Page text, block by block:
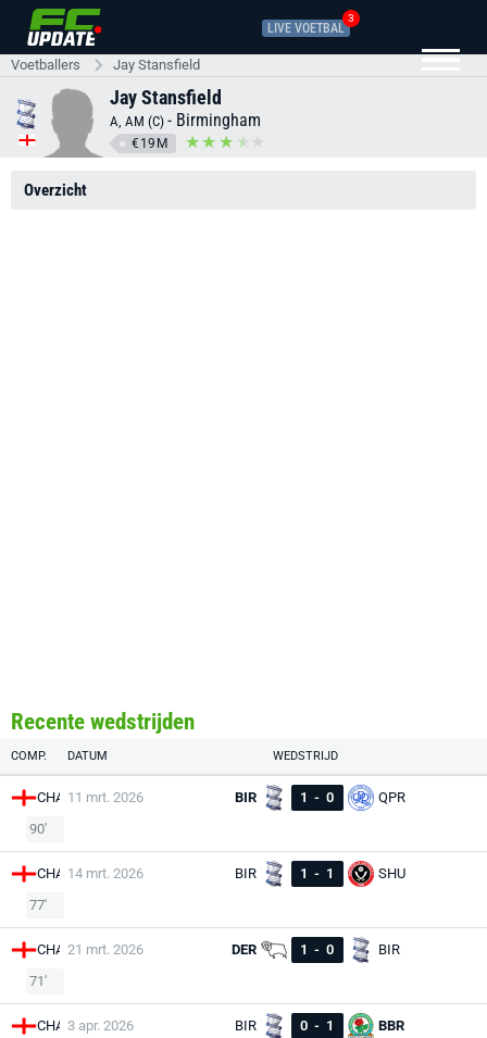
LIVE VOETBAL
3
Voetballers Jay Stansfield
Jay Stansfield
A, AM (C) - Birmingham
€19M
Overzicht
Recente wedstrijden
COMP. DATUM WEDSTRIJD
CHA 11 mrt. 2026 BIR 1 - 0
QPR
90'
CHA 14 mrt. 2026 BIR 1 - 1
SHU
77'
CHA 21 mrt. 2026 DER 1 - 0
BIR
71'
CHA 3 apr. 2026 BIR 0 - 1
BBR